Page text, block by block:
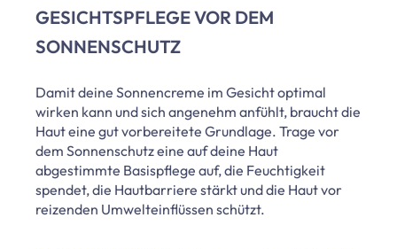
GESICHTSPFLEGE VOR DEM
SONNENSCHUTZ
Damit deine Sonnencreme im Gesicht optimal
wirken kann und sich angenehm anfühlt, braucht die
Haut eine gut vorbereitete Grundlage. Trage vor
dem Sonnenschutz eine auf deine Haut
abgestimmte Basispflege auf, die Feuchtigkeit
spendet, die Hautbarriere stärkt und die Haut vor
reizenden Umwelteinflüssen schützt.